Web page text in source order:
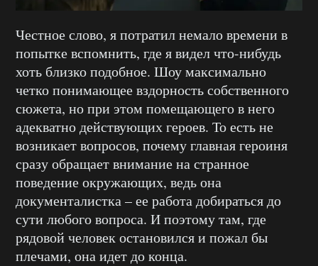
Честное слово, я потратил немало времени в
попытке вспомнить, где я видел что-нибудь
хоть близко подобное. Шоу максимально
четко понимающее вздорность собственного
сюжета, но при этом помещающего в него
адекватно действующих героев. То есть не
возникает вопросов, почему главная героиня
сразу обращает внимание на странное
поведение окружающих, ведь она
документалистка – ее работа добираться до
сути любого вопроса. И поэтому там, где
рядовой человек остановился и пожал бы
плечами, она идет до конца.